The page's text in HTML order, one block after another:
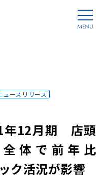
ュースリリース
年12月期 店頭
体で前年比
ク活況が影響